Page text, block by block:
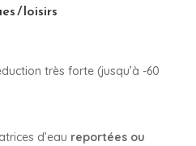
/ loisirs
très forte (jusqu’à -60
d’eau reportées ou